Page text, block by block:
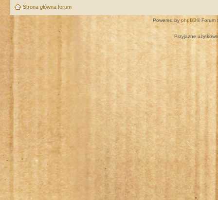
Strona główna forum
Powered by phpBB® Forum
Przyjazne